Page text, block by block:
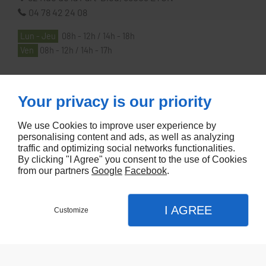
04 78 42 24 08
Lun - Jeu
08h - 12h / 14h - 18h
Ven
08h - 12h / 14h - 17h
À PROPOS
Accueil
Contactez-nous
Mentions légales
Plan du site
Your privacy is our priority
We use Cookies to improve user experience by
personalising content and ads, as well as analyzing
traffic and optimizing social networks functionalities.
By clicking "I Agree" you consent to the use of Cookies
from our partners Google Facebook.
Customize I AGREE